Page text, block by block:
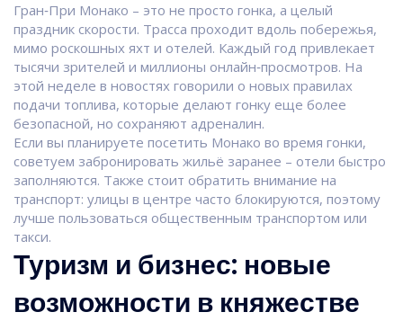
Гран‑При Монако – это не просто гонка, а целый
праздник скорости. Трасса проходит вдоль побережья,
мимо роскошных яхт и отелей. Каждый год привлекает
тысячи зрителей и миллионы онлайн‑просмотров. На
этой неделе в новостях говорили о новых правилах
подачи топлива, которые делают гонку еще более
безопасной, но сохраняют адреналин.
Если вы планируете посетить Монако во время гонки,
советуем забронировать жильё заранее – отели быстро
заполняются. Также стоит обратить внимание на
транспорт: улицы в центре часто блокируются, поэтому
лучше пользоваться общественным транспортом или
такси.
Туризм и бизнес: новые
возможности в княжестве